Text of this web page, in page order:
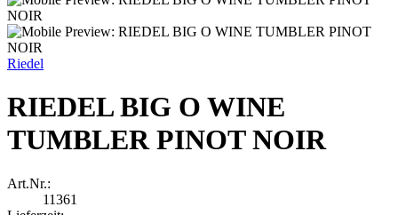
Riedel
RIEDEL BIG O WINE
TUMBLER PINOT NOIR
Art.Nr.:
11361